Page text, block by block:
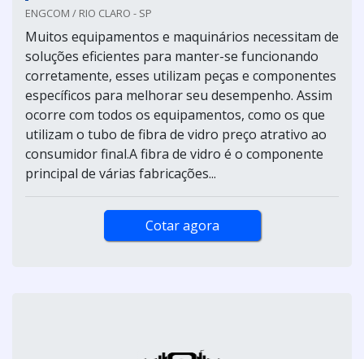
ENGCOM / RIO CLARO - SP
Muitos equipamentos e maquinários necessitam de
soluções eficientes para manter-se funcionando
corretamente, esses utilizam peças e componentes
específicos para melhorar seu desempenho. Assim
ocorre com todos os equipamentos, como os que
utilizam o tubo de fibra de vidro preço atrativo ao
consumidor final.A fibra de vidro é o componente
principal de várias fabricações...
Cotar agora